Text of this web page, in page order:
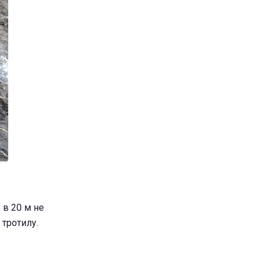
в 20 м не